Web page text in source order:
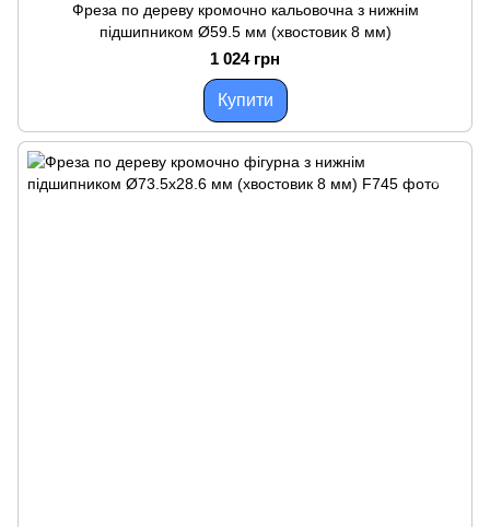
Фреза по дереву кромочно кальовочна з нижнім
підшипником Ø59.5 мм (хвостовик 8 мм)
1 024 грн
Купити